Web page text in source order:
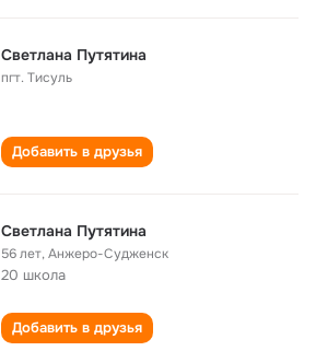
Светлана Путятина
пгт. Тисуль
Добавить в друзья
Светлана Путятина
56 лет,Анжеро-Судженск
20 школа
Добавить в друзья